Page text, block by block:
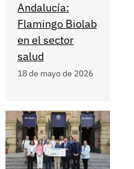
Andalucía:
Flamingo Biolab
en el sector
salud
18 de mayo de 2026